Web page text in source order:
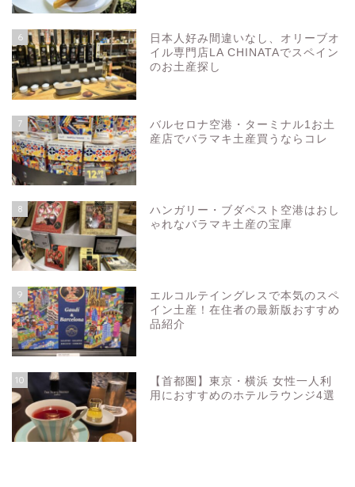
6
日本人好み間違いなし、オリーブオ
イル専門店LA CHINATAでスペイン
のお土産探し
7
バルセロナ空港・ターミナル1お土
産店でバラマキ土産買うならコレ
8
ハンガリー・ブダペスト空港はおし
ゃれなバラマキ土産の宝庫
9
エルコルテイングレスで本気のスペ
イン土産！在住者の最新版おすすめ
品紹介
10
【首都圏】東京・横浜 女性一人利
用におすすめのホテルラウンジ4選
プライバシーポリシー